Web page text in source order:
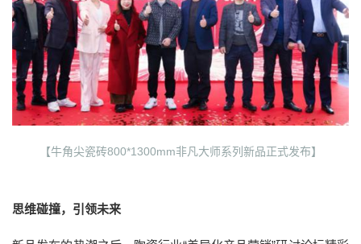
【牛角尖瓷砖800*1300mm非凡大师系列新品正式发布】
思维碰撞，引领未来